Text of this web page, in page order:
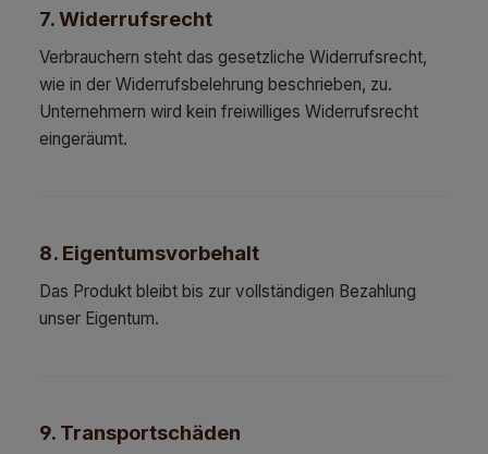
7. Widerrufsrecht
Verbrauchern steht das gesetzliche Widerrufsrecht,
wie in der Widerrufsbelehrung beschrieben, zu.
Unternehmern wird kein freiwilliges Widerrufsrecht
eingeräumt.
8. Eigentumsvorbehalt
Das Produkt bleibt bis zur vollständigen Bezahlung
unser Eigentum.
9. Transportschäden